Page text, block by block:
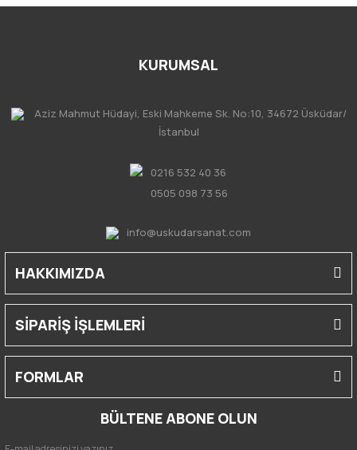
KURUMSAL
Aziz Mahmut Hüdayi, Eski Mahkeme Sk. No:10, 34672 Üsküdar/
İstanbul
0216 532 40 36
0505 098 73 56
info@uskudarsanat.com
HAKKIMIZDA
SİPARİŞ İŞLEMLERİ
FORMLAR
BÜLTENE ABONE OLUN